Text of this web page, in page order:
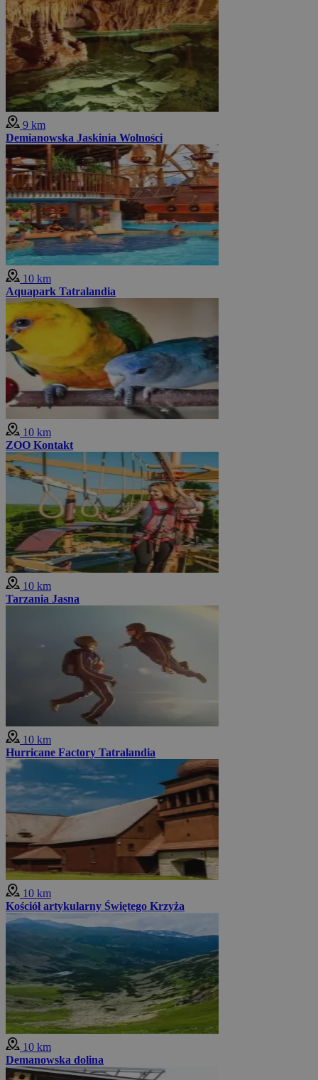
9 km
Demianowska Jaskinia Wolności
10 km
Aquapark Tatralandia
10 km
ZOO Kontakt
10 km
Tarzania Jasna
10 km
Hurricane Factory Tatralandia
10 km
Kościół artykularny Świętego Krzyża
10 km
Demanowska dolina